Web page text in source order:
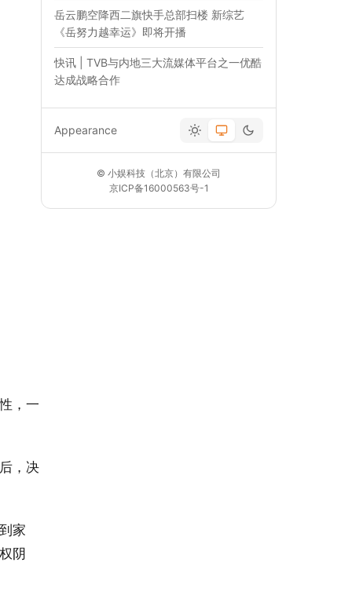
，一
，决
家
阴
岳云鹏空降西二旗快手总部扫楼 新综艺
《岳努力越幸运》即将开播
快讯 | TVB与内地三大流媒体平台之一优酷
达成战略合作
Appearance
© 小娱科技（北京）有限公司
京ICP备16000563号-1